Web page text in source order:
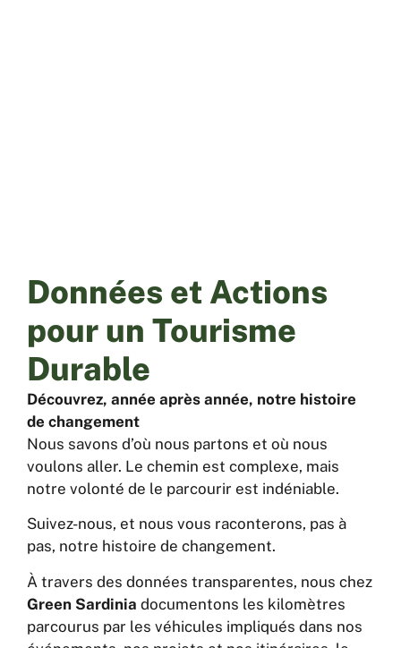
Données et Actions
pour un Tourisme
Durable
Découvrez, année après année, notre histoire
de changement
Nous savons d’où nous partons et où nous
voulons aller. Le chemin est complexe, mais
notre volonté de le parcourir est indéniable.
Suivez-nous, et nous vous raconterons, pas à
pas, notre histoire de changement.
À travers des données transparentes, nous chez
Green Sardinia documentons les kilomètres
parcourus par les véhicules impliqués dans nos